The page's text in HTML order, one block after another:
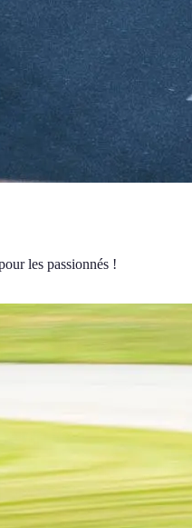
les passionnés !